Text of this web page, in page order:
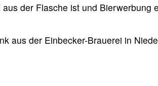
der Flasche ist und
aus der Einbecker-Brauerei in